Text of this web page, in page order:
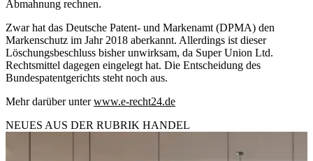
Abmahnung rechnen.
Zwar hat das Deutsche Patent- und Markenamt (DPMA) den
Markenschutz im Jahr 2018 aberkannt. Allerdings ist dieser
Löschungsbeschluss bisher unwirksam, da Super Union Ltd.
Rechtsmittel dagegen eingelegt hat. Die Entscheidung des
Bundespatentgerichts steht noch aus.
Mehr darüber unterwww.e-recht24.de
NEUES AUS DER RUBRIK HANDEL